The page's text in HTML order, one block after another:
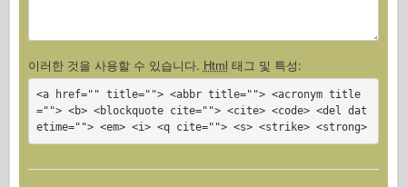
이러한 것을 사용할 수 있습니다. Html 태그 및 특성:
<a href="" title=""> <abbr title=""> <acronym title
=""> <b> <blockquote cite=""> <cite> <code> <del dat
etime=""> <em> <i> <q cite=""> <s> <strike> <strong>